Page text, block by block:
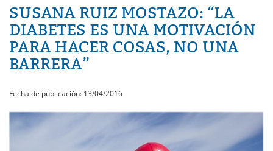
SUSANA RUIZ MOSTAZO: “LA
DIABETES ES UNA MOTIVACIÓN
PARA HACER COSAS, NO UNA
BARRERA”
Fecha de publicación: 13/04/2016